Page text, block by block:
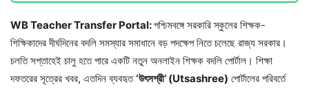
WB Teacher Transfer Portal:পশ্চিমবঙ্গে সরকারি স্কুলের শিক্ষক-
শিক্ষিকাদের দীর্ঘদিনের বদলি সমস্যার সমাধানে বড় পদক্ষেপ নিতে চলেছে রাজ্য সরকার।
চলতি সপ্তাহেই চালু হতে পারে একটি নতুন অনলাইন শিক্ষক বদলি পোর্টাল। শিক্ষা
দফতরের সূত্রের খবর, এতদিন ব্যবহৃত‘উৎসশ্রী’ (Utsashree) পোর্টালের পরিবর্তে